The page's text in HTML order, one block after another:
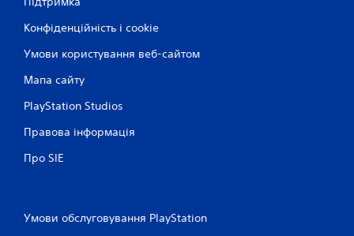
Конфіденційність і cookie
Умови користування веб-сайтом
Мапа сайту
PlayStation Studios
Правова інформація
Про SIE
Умови обслуговування PlayStation